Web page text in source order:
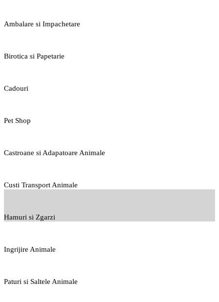
Ambalare si Impachetare
Birotica si Papetarie
Cadouri
Pet Shop
Castroane si Adapatoare Animale
Custi Transport Animale
Hamuri si Zgarzi
Ingrijire Animale
Paturi si Saltele Animale